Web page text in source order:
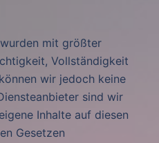
mit größter
Vollständigkeit
wir jedoch keine
sind wir
Inhalte auf diesen
Gesetzen